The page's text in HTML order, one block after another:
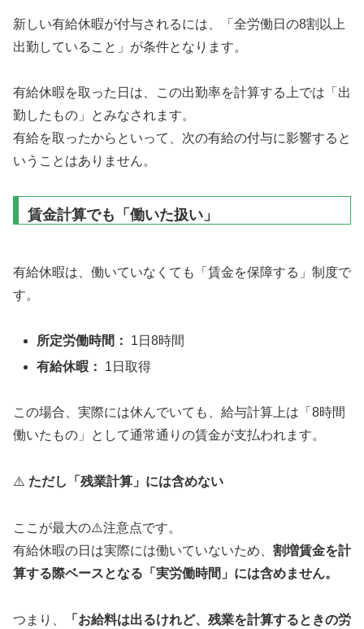
新しい有給休暇が付与されるには、「全労働日の8割以上
出勤していること」が条件となります。
有給休暇を取った日は、この出勤率を計算する上では「出
勤したもの」とみなされます。
有給を取ったからといって、次の有給の付与に影響すると
いうことはありません。
賃金計算でも「働いた扱い」
有給休暇は、働いていなくても「賃金を保障する」制度で
す。
所定労働時間：
1日8時間
有給休暇：
1日取得
この場合、実際には休んでいても、給与計算上は「8時間
働いたもの」として通常通りの賃金が支払われます。
⚠️ ただし「残業計算」には含めない
ここが最大の⚠️注意点です。
有給休暇の日は実際には働いていないため、 割増賃金を計
算する際ベースとなる「実労働時間」には含めません。
つまり、 「お給料は出るけれど、残業を計算するときの労